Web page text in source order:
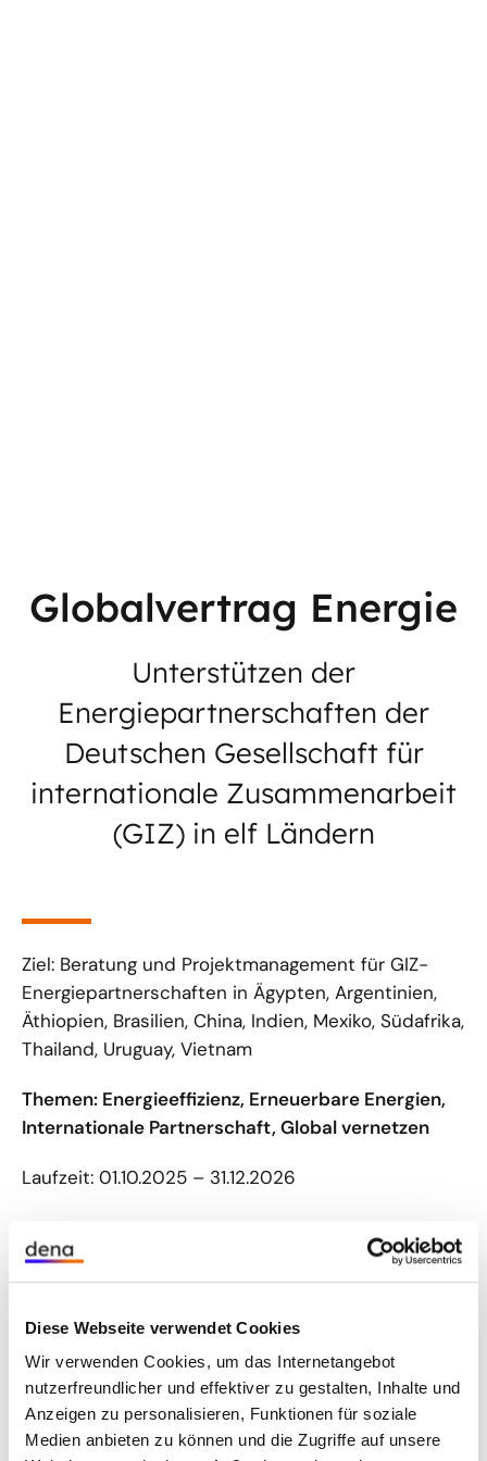
Diese Webseite verwendet Cookies
Wir verwenden Cookies, um das Internetangebot
nutzerfreundlicher und effektiver zu gestalten, Inhalte und
Anzeigen zu personalisieren, Funktionen für soziale
Medien anbieten zu können und die Zugriffe auf unsere
Globalvertrag Energie
Unterstützen der
Energiepartnerschaften der
Deutschen Gesellschaft für
internationale Zusammenarbeit
(GIZ) in elf Ländern
Ziel: Beratung und Projektmanagement für GIZ-
Energiepartnerschaften in Ägypten, Argentinien,
Äthiopien, Brasilien, China, Indien, Mexiko, Südafrika,
Thailand, Uruguay, Vietnam
Themen: Energieeffizienz, Erneuerbare Energien,
Internationale Partnerschaft, Global vernetzen
Laufzeit: 01.10.2025 – 31.12.2026